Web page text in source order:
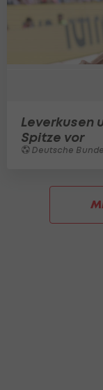
Leverkusen
Spitze vor
Deutsche